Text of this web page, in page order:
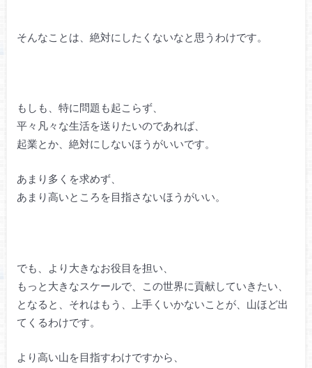
そんなことは、絶対にしたくないなと思うわけです。
もしも、特に問題も起こらず、
平々凡々な生活を送りたいのであれば、
起業とか、絶対にしないほうがいいです。
あまり多くを求めず、
あまり高いところを目指さないほうがいい。
でも、より大きなお役目を担い、
もっと大きなスケールで、この世界に貢献していきたい、
となると、それはもう、上手くいかないことが、山ほど出
てくるわけです。
より高い山を目指すわけですから、